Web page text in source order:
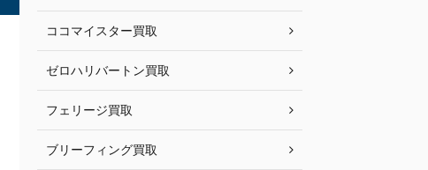
ココマイスター買取
ゼロハリバートン買取
フェリージ買取
ブリーフィング買取